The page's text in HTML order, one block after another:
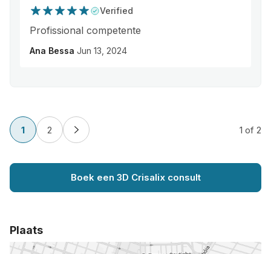
Verified
Profissional competente
Ana Bessa Jun 13, 2024
1 2 1 of 2
Boek een 3D Crisalix consult
Plaats